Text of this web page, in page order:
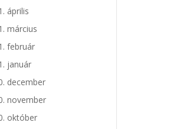
április
március
február
január
december
november
október